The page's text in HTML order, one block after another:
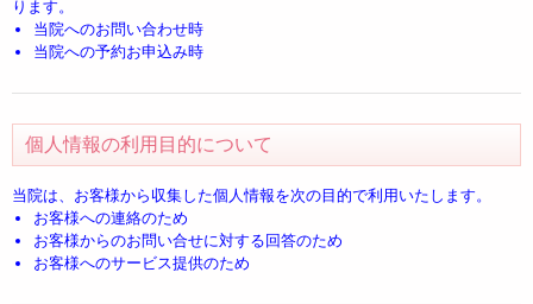
ります。
当院へのお問い合わせ時
当院への予約お申込み時
個人情報の利用目的について
当院は、お客様から収集した個人情報を次の目的で利用いたします。
お客様への連絡のため
お客様からのお問い合せに対する回答のため
お客様へのサービス提供のため